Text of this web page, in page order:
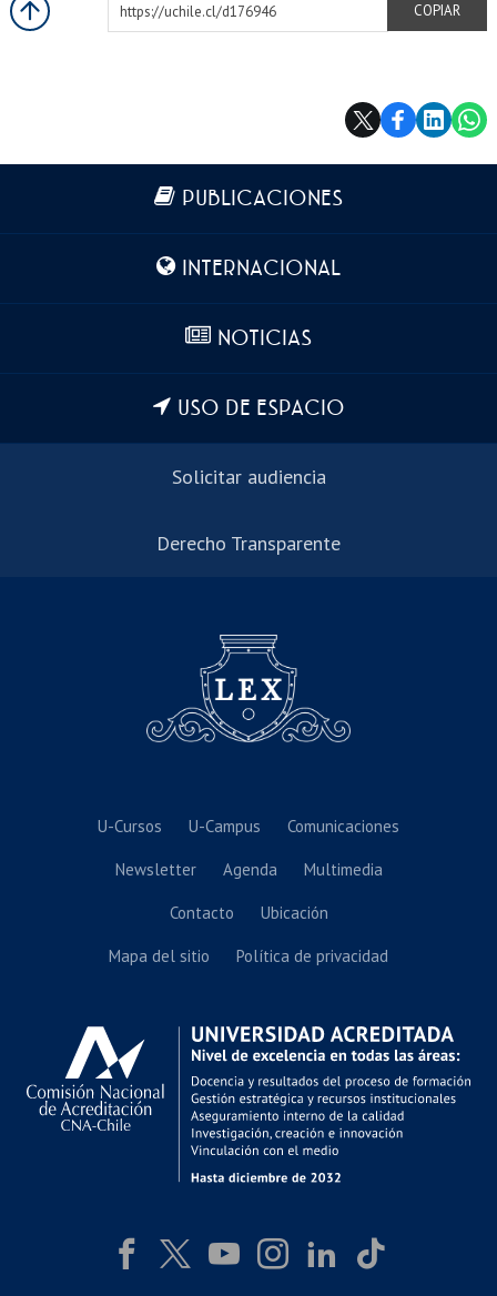
https://uchile.cl/d176946
COPIAR
Más información
PUBLICACIONES
INTERNACIONAL
NOTICIAS
USO DE ESPACIO
Solicitar audiencia
Derecho Transparente
U-Cursos U-Campus Comunicaciones
Newsletter Agenda Multimedia
Contacto Ubicación
Mapa del sitio Política de privacidad